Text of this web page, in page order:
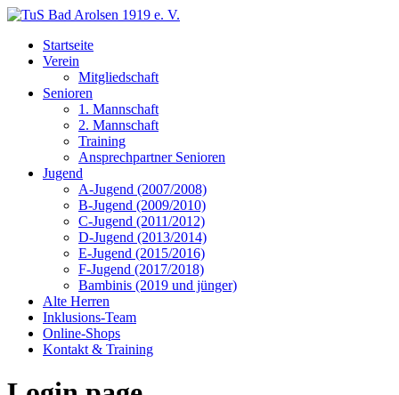
Startseite
Verein
Mitgliedschaft
Senioren
1. Mannschaft
2. Mannschaft
Training
Ansprechpartner Senioren
Jugend
A-Jugend (2007/2008)
B-Jugend (2009/2010)
C-Jugend (2011/2012)
D-Jugend (2013/2014)
E-Jugend (2015/2016)
F-Jugend (2017/2018)
Bambinis (2019 und jünger)
Alte Herren
Inklusions-Team
Online-Shops
Kontakt & Training